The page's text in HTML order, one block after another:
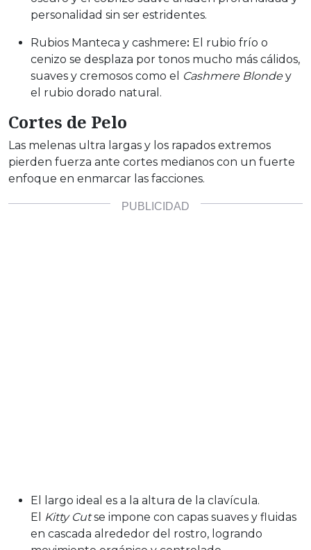
personalidad sin ser estridentes.
Rubios Manteca y cashmere: El rubio frío o
cenizo se desplaza por tonos mucho más cálidos,
suaves y cremosos como el
Cashmere Blondey
el rubio dorado natural.
Cortes de Pelo
Las melenas ultra largas y los rapados extremos
pierden fuerza ante cortes medianos con un fuerte
enfoque en enmarcar las facciones.
El largo ideal es a la altura de la clavícula.
El
Kitty Cutse impone con capas suaves y fluidas
en cascada alrededor del rostro, logrando